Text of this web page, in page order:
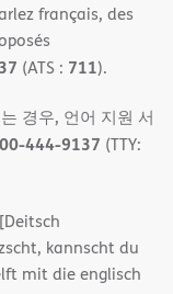
français, des
(ATS : 711).
경우, 언어 지원 서
444-9137 (TTY:
kannscht du
mit die englisch